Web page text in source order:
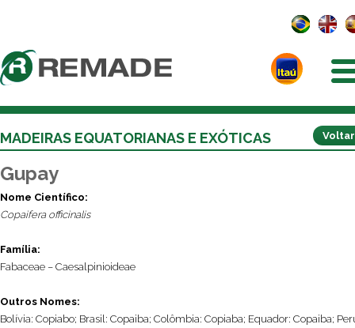
Voltar
MADEIRAS EQUATORIANAS E EXÓTICAS
Gupay
Nome Científico:
Copaifera officinalis
Família:
Fabaceae – Caesalpinioideae
Outros Nomes:
Bolívia: Copiabo; Brasil: Copaiba; Colômbia: Copiaba; Equador: Copaiba;